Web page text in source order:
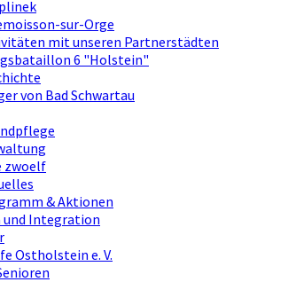
sur-Orge
mit unseren Partnerstädten
6 "Holstein"
von Bad Schwartau
zwoelf
& Aktionen
Integration
Ostholstein e. V.